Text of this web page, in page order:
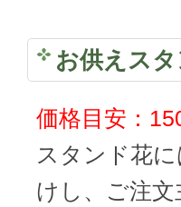
お供えス
価格目安：
スタンド花
けし、ご注